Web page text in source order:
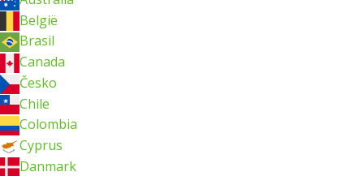
België
Brasil
Canada
Česko
Chile
Colombia
Cyprus
Danmark